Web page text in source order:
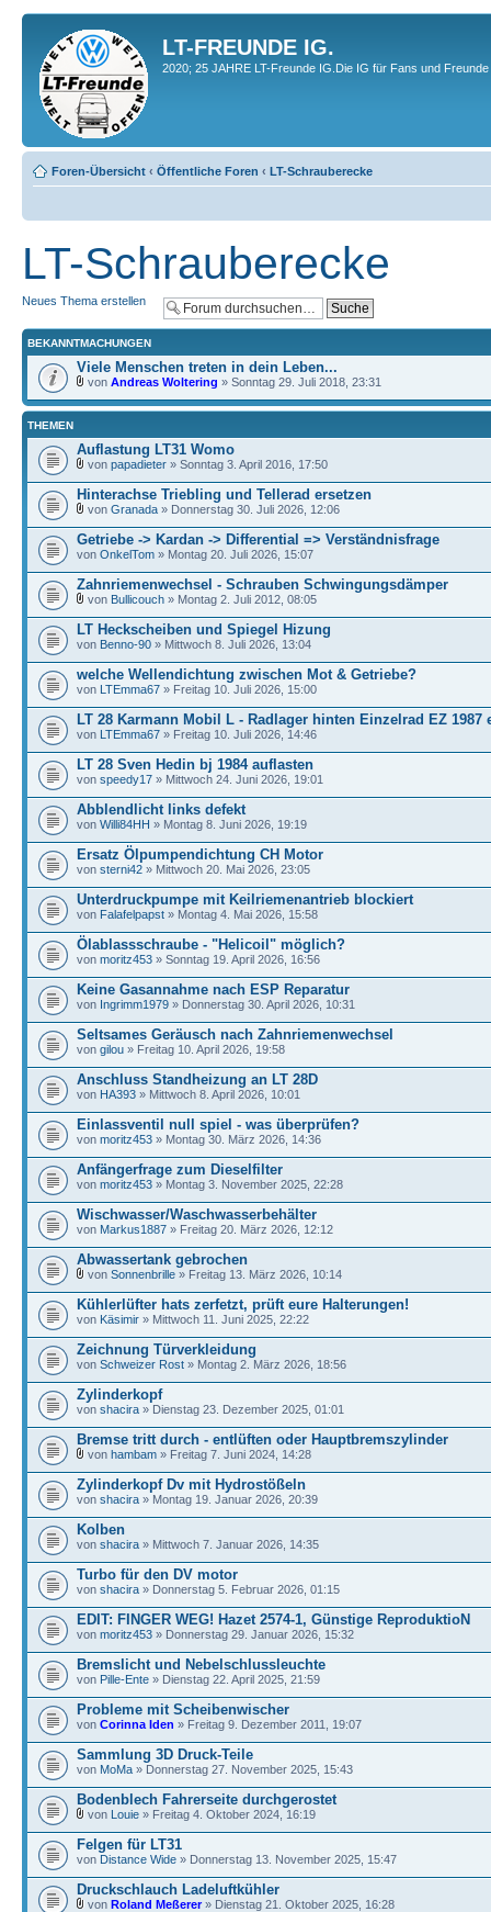
LT-FREUNDE IG.
2020; 25 JAHRE LT-Freunde IG.Die IG für Fans und
Foren-Übersicht ‹ Öffentliche Foren ‹ LT-Schrauberecke
LT-Schrauberecke
Neues Thema erstellen
BEKANNTMACHUNGEN
Viele Menschen treten in dein Leben...
von Andreas Woltering » Sonntag 29. Juli 2018, 23:31
THEMEN
Auflastung LT31 Womo
von papadieter » Sonntag 3. April 2016, 17:50
Hinterachse Triebling und Tellerad ersetzen
von Granada » Donnerstag 30. Juli 2026, 12:06
Getriebe -> Kardan -> Differential => Verständnisfrage
von OnkelTom » Montag 20. Juli 2026, 15:07
Zahnriemenwechsel - Schrauben Schwingungsdämper
von Bullicouch » Montag 2. Juli 2012, 08:05
LT Heckscheiben und Spiegel Hizung
von Benno-90 » Mittwoch 8. Juli 2026, 13:04
welche Wellendichtung zwischen Mot & Getriebe?
von LTEmma67 » Freitag 10. Juli 2026, 15:00
LT 28 Karmann Mobil L - Radlager hinten Einzelrad EZ 1987
von LTEmma67 » Freitag 10. Juli 2026, 14:46
LT 28 Sven Hedin bj 1984 auflasten
von speedy17 » Mittwoch 24. Juni 2026, 19:01
Abblendlicht links defekt
von Willi84HH » Montag 8. Juni 2026, 19:19
Ersatz Ölpumpendichtung CH Motor
von sterni42 » Mittwoch 20. Mai 2026, 23:05
Unterdruckpumpe mit Keilriemenantrieb blockiert
von Falafelpapst » Montag 4. Mai 2026, 15:58
Ölablassschraube - "Helicoil" möglich?
von moritz453 » Sonntag 19. April 2026, 16:56
Keine Gasannahme nach ESP Reparatur
von Ingrimm1979 » Donnerstag 30. April 2026, 10:31
Seltsames Geräusch nach Zahnriemenwechsel
von gilou » Freitag 10. April 2026, 19:58
Anschluss Standheizung an LT 28D
von HA393 » Mittwoch 8. April 2026, 10:01
Einlassventil null spiel - was überprüfen?
von moritz453 » Montag 30. März 2026, 14:36
Anfängerfrage zum Dieselfilter
von moritz453 » Montag 3. November 2025, 22:28
Wischwasser/Waschwasserbehälter
von Markus1887 » Freitag 20. März 2026, 12:12
Abwassertank gebrochen
von Sonnenbrille » Freitag 13. März 2026, 10:14
Kühlerlüfter hats zerfetzt, prüft eure Halterungen!
von Käsimir » Mittwoch 11. Juni 2025, 22:22
Zeichnung Türverkleidung
von Schweizer Rost » Montag 2. März 2026, 18:56
Zylinderkopf
von shacira » Dienstag 23. Dezember 2025, 01:01
Bremse tritt durch - entlüften oder Hauptbremszylinder
von hambam » Freitag 7. Juni 2024, 14:28
Zylinderkopf Dv mit Hydrostößeln
von shacira » Montag 19. Januar 2026, 20:39
Kolben
von shacira » Mittwoch 7. Januar 2026, 14:35
Turbo für den DV motor
von shacira » Donnerstag 5. Februar 2026, 01:15
EDIT: FINGER WEG! Hazet 2574-1, Günstige ReproduktioN
von moritz453 » Donnerstag 29. Januar 2026, 15:32
Bremslicht und Nebelschlussleuchte
von Pille-Ente » Dienstag 22. April 2025, 21:59
Probleme mit Scheibenwischer
von Corinna Iden » Freitag 9. Dezember 2011, 19:07
Sammlung 3D Druck-Teile
von MoMa » Donnerstag 27. November 2025, 15:43
Bodenblech Fahrerseite durchgerostet
von Louie » Freitag 4. Oktober 2024, 16:19
Felgen für LT31
von Distance Wide » Donnerstag 13. November 2025, 15:47
Druckschlauch Ladeluftkühler
von Roland Meßerer» Dienstag 21. Oktober 2025, 16:28